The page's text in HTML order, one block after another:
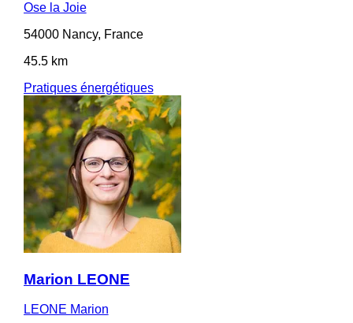
Ose la Joie
54000 Nancy, France
45.5 km
Pratiques énergétiques
Marion LEONE
LEONE Marion